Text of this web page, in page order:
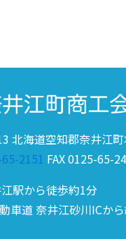
北海道空知郡奈井江
2151 FAX 0125-65-
駅から徒歩約1分
車道 奈井江砂川ICか